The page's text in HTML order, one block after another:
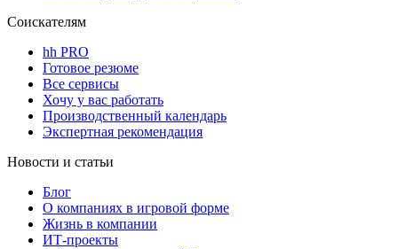
Соискателям
hh PRO
Готовое резюме
Все сервисы
Хочу у вас работать
Производственный календарь
Экспертная рекомендация
Новости и статьи
Блог
О компаниях в игровой форме
Жизнь в компании
ИТ-проекты